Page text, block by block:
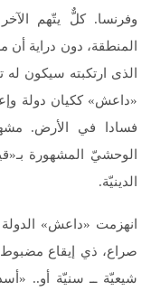
وفرنسا. كلٌّ يتّهم
المنطقة، دون دراية أن
الذى ارتكبته سيكون له
«داعش» ككيان دولة
فسادا في الأرض.
الوحشيّ المشهورة
الدينيّة.
انهزمت «داعش»
صراع، ذي إيقاع مضبوط
شيعيّة ــ سنيّة أو..